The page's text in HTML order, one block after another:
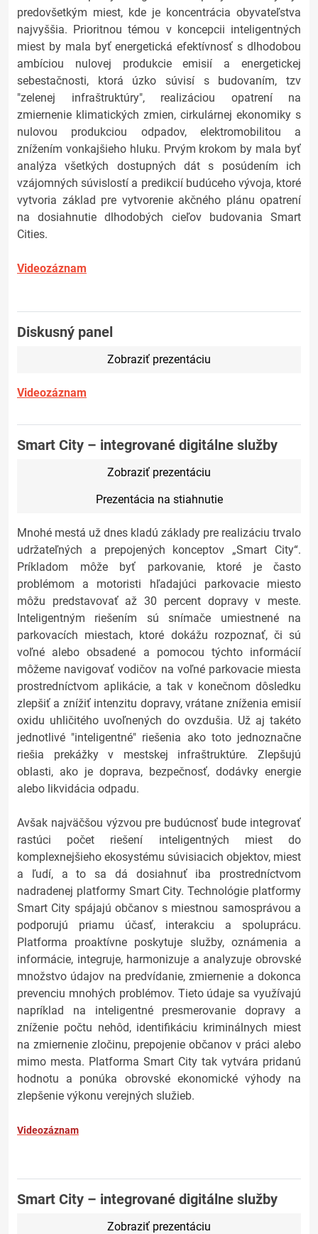
predovšetkým miest, kde je koncentrácia obyvateľstva
najvyššia. Prioritnou témou v koncepcii inteligentných
miest by mala byť energetická efektívnosť s dlhodobou
ambíciou nulovej produkcie emisií a energetickej
sebestačnosti, ktorá úzko súvisí s budovaním, tzv
"zelenej infraštruktúry", realizáciou opatrení na
zmiernenie klimatických zmien, cirkulárnej ekonomiky s
nulovou produkciou odpadov, elektromobilitou a
znížením vonkajšieho hluku. Prvým krokom by mala byť
analýza všetkých dostupných dát s posúdením ich
vzájomných súvislostí a predikcií budúceho vývoja, ktoré
vytvoria základ pre vytvorenie akčného plánu opatrení
na dosiahnutie dlhodobých cieľov budovania Smart
Cities.
Videozáznam
Diskusný panel
Zobraziť prezentáciu
Videozáznam
Smart City – integrované digitálne služby
Zobraziť prezentáciu
Prezentácia na stiahnutie
Mnohé mestá už dnes kladú základy pre realizáciu trvalo
udržateľných a prepojených konceptov „Smart City“.
Príkladom môže byť parkovanie, ktoré je často
problémom a motoristi hľadajúci parkovacie miesto
môžu predstavovať až 30 percent dopravy v meste.
Inteligentným riešením sú snímače umiestnené na
parkovacích miestach, ktoré dokážu rozpoznať, či sú
voľné alebo obsadené a pomocou týchto informácií
môžeme navigovať vodičov na voľné parkovacie miesta
prostredníctvom aplikácie, a tak v konečnom dôsledku
zlepšiť a znížiť intenzitu dopravy, vrátane zníženia emisií
oxidu uhličitého uvoľnených do ovzdušia. Už aj takéto
jednotlivé "inteligentné" riešenia ako toto jednoznačne
riešia prekážky v mestskej infraštruktúre. Zlepšujú
oblasti, ako je doprava, bezpečnosť, dodávky energie
alebo likvidácia odpadu.
Avšak najväčšou výzvou pre budúcnosť bude integrovať
rastúci počet riešení inteligentných miest do
komplexnejšieho ekosystému súvisiacich objektov, miest
a ľudí, a to sa dá dosiahnuť iba prostredníctvom
nadradenej platformy Smart City. Technológie platformy
Smart City spájajú občanov s miestnou samosprávou a
podporujú priamu účasť, interakciu a spoluprácu.
Platforma proaktívne poskytuje služby, oznámenia a
informácie, integruje, harmonizuje a analyzuje obrovské
množstvo údajov na predvídanie, zmiernenie a dokonca
prevenciu mnohých problémov. Tieto údaje sa využívajú
napríklad na inteligentné presmerovanie dopravy a
zníženie počtu nehôd, identifikáciu kriminálnych miest
na zmiernenie zločinu, prepojenie občanov v práci alebo
mimo mesta. Platforma Smart City tak vytvára pridanú
hodnotu a ponúka obrovské ekonomické výhody na
zlepšenie výkonu verejných služieb.
Videozáznam
Smart City – integrované digitálne služby
Zobraziť prezentáciu